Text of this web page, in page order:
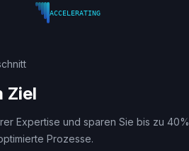
ACCELERATING
Ziel
Expertise und sparen Sie bis zu 40%
Prozesse.